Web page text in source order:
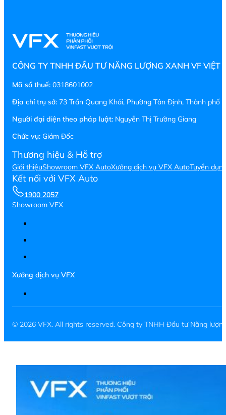
CÔNG TY TNHH ĐẦU TƯ NĂNG LƯỢNG XANH VF VIỆT
Mã số thuế: 0318601002
Địa chỉ trụ sở: 73 Trần Quang Khải, Phường Tân Định, Thành phố
Người đại diện theo pháp luật: Nguyễn Thị Trường Giang
Chức vụ: Giám Đốc
Thương hiệu & Hỗ trợ
Giới thiệuShowroom VFX AutoXưởng dịch vụ VFX AutoTuyển
Kết nối với VFX Auto
1900 2057
Showroom VFX
Xưởng dịch vụ VFX
© 2026 VFX. All rights reserved. Công ty TNHH Đầu tư Năng